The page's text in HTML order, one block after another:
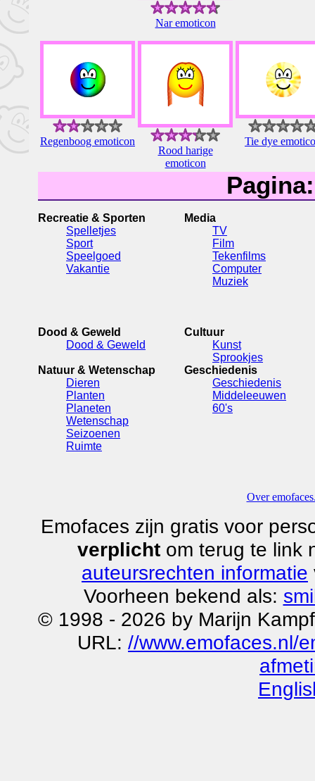
Nar emoticon
Regenboog emoticon
Rood harige
emoticon
Tie dye
Recreatie & Sporten
Spelletjes
Sport
Speelgoed
Vakantie
Media
TV
Film
Tekenfilms
Computer
Muziek
Dood & Geweld
Dood & Geweld
Cultuur
Kunst
Sprookjes
Natuur & Wetenschap
Dieren
Planten
Planeten
Wetenschap
Seizoenen
Ruimte
Geschiedenis
Geschiedenis
Middeleeuwen
60's
Over
Emofaces zijn gratis voor
verplichtom terug te link
auteursrechten informatie
Voorheen bekend als:
© 1998 - 2026 by Marijn
URL: //www.emofaces.nl/